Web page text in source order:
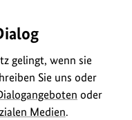
gelingt, wenn sie
Sie uns oder
oder
Medien.